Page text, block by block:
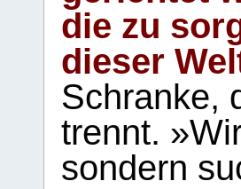
die zu
dieser
Schranke,
trennt.
sondern